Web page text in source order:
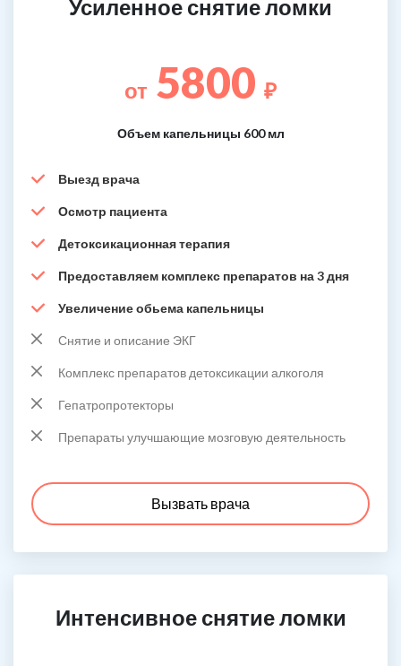
Усиленное снятие ломки
от 5800 ₽
Объем капельницы 600 мл
Выезд врача
Осмотр пациента
Детоксикационная терапия
Предоставляем комплекс препаратов на 3 дня
Увеличение обьема капельницы
Снятие и описание ЭКГ
Комплекс препаратов детоксикации алкоголя
Гепатропротекторы
Препараты улучшающие мозговую деятельность
Вызвать врача
Интенсивное снятие ломки